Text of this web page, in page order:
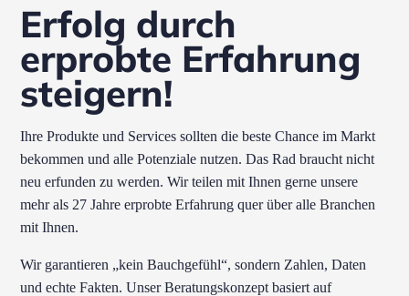
Erfolg durch
erprobte Erfahrung
steigern!
Ihre Produkte und Services sollten die beste Chance im Markt
bekommen und alle Potenziale nutzen. Das Rad braucht nicht
neu erfunden zu werden. Wir teilen mit Ihnen gerne unsere
mehr als 27 Jahre erprobte Erfahrung quer über alle Branchen
mit Ihnen.
Wir garantieren „kein Bauchgefühl“, sondern Zahlen, Daten
und echte Fakten. Unser Beratungskonzept basiert auf